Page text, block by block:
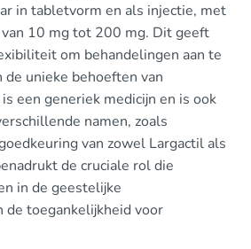
in tabletvorm en als injectie, met
10 mg tot 200 mg. Dit geeft
om behandelingen aan te
de unieke behoeften van
een generiek medicijn en is ook
namen, zoals
van zowel Largactil als
de cruciale rol die
in de geestelijke
de toegankelijkheid voor